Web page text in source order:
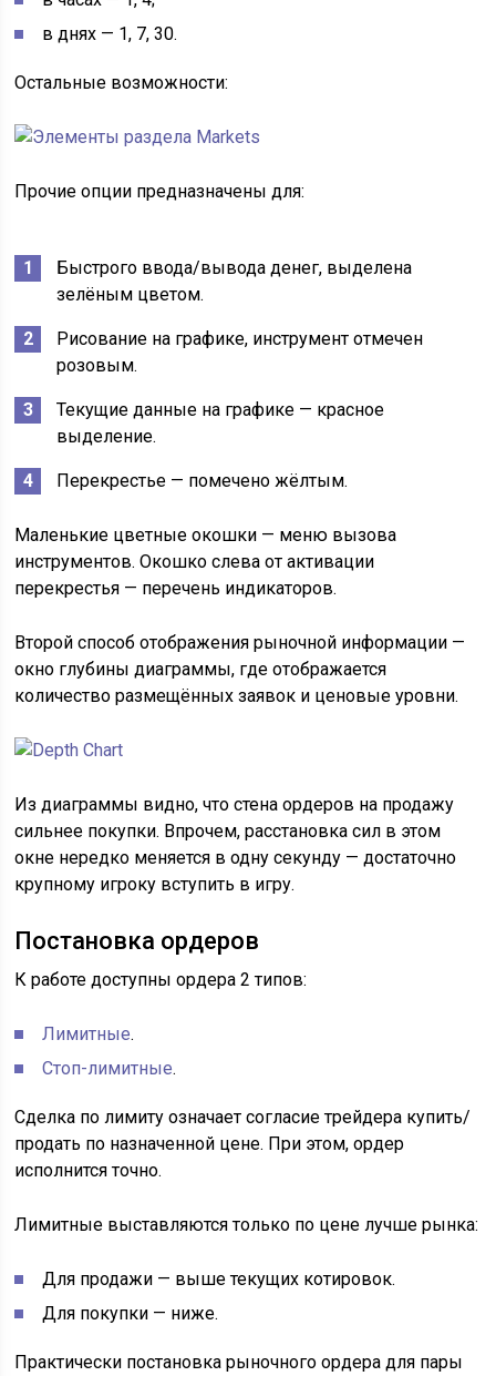
в днях — 1, 7, 30.
Остальные возможности:
Прочие опции предназначены для:
Быстрого ввода/вывода денег, выделена
зелёным цветом.
Рисование на графике, инструмент отмечен
розовым.
Текущие данные на графике — красное
выделение.
Перекрестье — помечено жёлтым.
Маленькие цветные окошки — меню вызова
инструментов. Окошко слева от активации
перекрестья — перечень индикаторов.
Второй способ отображения рыночной информации —
окно глубины диаграммы, где отображается
количество размещённых заявок и ценовые уровни.
Из диаграммы видно, что стена ордеров на продажу
сильнее покупки. Впрочем, расстановка сил в этом
окне нередко меняется в одну секунду — достаточно
крупному игроку вступить в игру.
Постановка ордеров
К работе доступны ордера 2 типов:
Лимитные.
Стоп-лимитные.
Сделка по лимиту означает согласие трейдера купить/
продать по назначенной цене. При этом, ордер
исполнится точно.
Лимитные выставляются только по цене лучше рынка:
Для продажи — выше текущих котировок.
Для покупки — ниже.
Практически постановка рыночного ордера для пары